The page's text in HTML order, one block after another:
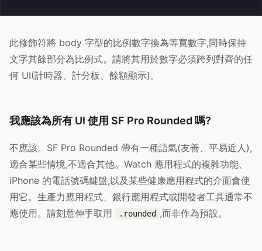
此修飾符將 body 字型的比例數字換為等寬數字,同時保持
文字其餘部分為比例式。請將其用於數字必須跨列對齊的任
何 UI(計時器、計分板、餘額顯示)。
我應該為所有 UI 使用 SF Pro Rounded 嗎?
不應該。SF Pro Rounded 帶有一種語氣(友善、平易近人),
適合某些情境,不適合其他。Watch 應用程式的複雜功能、
iPhone 的電話號碼鍵盤,以及某些健康應用程式的介面會使
用它。生產力應用程式、銀行應用程式或開發者工具通常不
應使用。請刻意伸手取用
.rounded ,而非作為預設。